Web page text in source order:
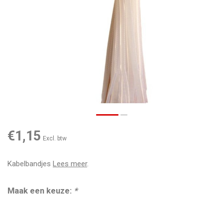
€1,15 Excl. btw
Kabelbandjes Lees meer.
Maak een keuze: *